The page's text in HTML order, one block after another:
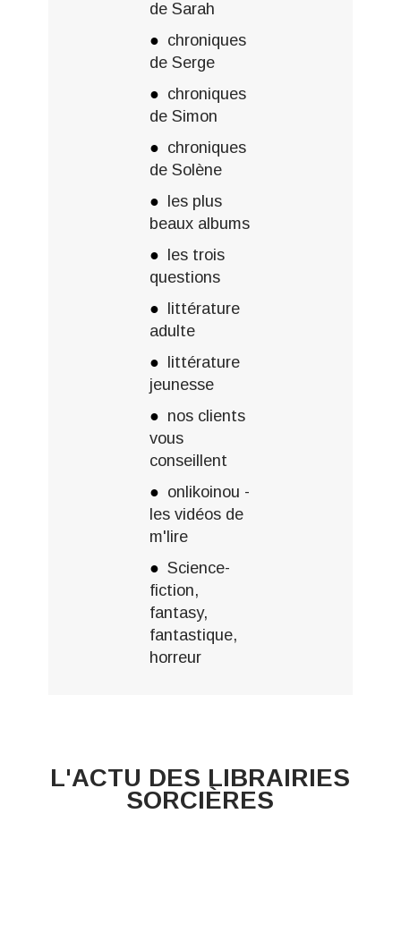
de Sarah
chroniques
de Serge
chroniques
de Simon
chroniques
de Solène
les plus
beaux albums
les trois
questions
littérature
adulte
littérature
jeunesse
nos clients
vous
conseillent
onlikoinou -
les vidéos de
m'lire
Science-
fiction,
fantasy,
fantastique,
horreur
L'ACTU DES LIBRAIRIES
SORCIÈRES